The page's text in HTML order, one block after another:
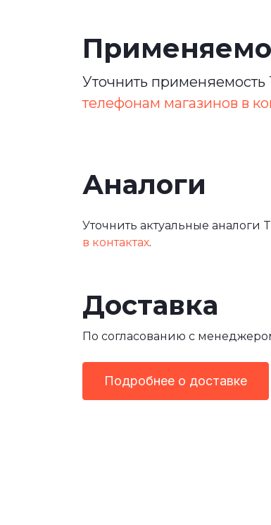
Уточнить применяемость
телефонам магазинов в
Аналоги
Уточнить актуальные аналоги
в контактах.
Доставка
По согласованию с
Подробнее о доставке